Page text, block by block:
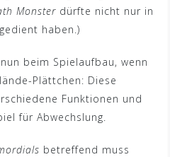
Monster dürfte nicht nur in
haben.)
beim Spielaufbau, wenn
Plättchen: Diese
Funktionen und
für Abwechslung.
betreffend muss